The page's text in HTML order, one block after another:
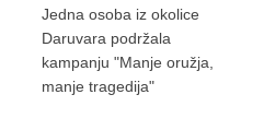
Jedna osoba iz okolice
Daruvara podržala
kampanju "Manje oružja,
manje tragedija"